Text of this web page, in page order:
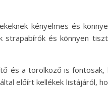
kényelmes és
és könnyen
és a törölköző is
előírt kellékek listájáról,